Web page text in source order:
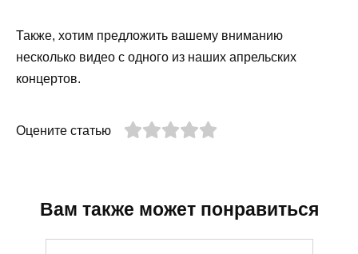
Также, хотим предложить вашему вниманию
несколько видео с одного из наших апрельских
концертов.
Оцените статью
Вам также может понравиться